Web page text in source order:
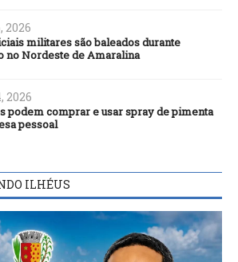
2026
militares são baleados durante
no Nordeste de Amaralina
2026
podem comprar e usar spray de pimenta
pessoal
ILHÉUS